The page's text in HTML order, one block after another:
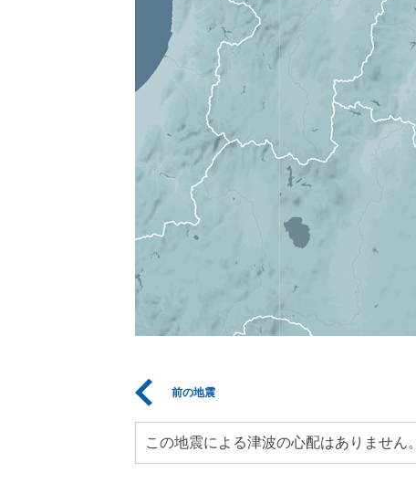
前の地震
この地震による津波の心配はありません。